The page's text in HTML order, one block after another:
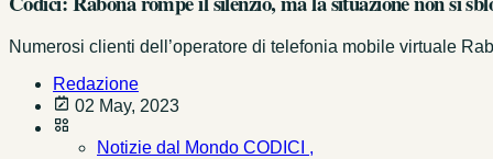
Numerosi clienti dell’operatore di telefonia mobile virtuale
Redazione
02 May, 2023
Notizie dal Mondo CODICI ,